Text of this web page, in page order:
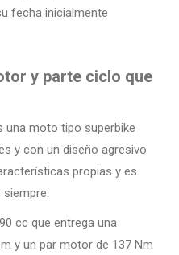
fecha inicialmente
y parte ciclo que
una moto tipo superbike
y con un diseño agresivo
propias y es
cc que entrega una
y un par motor de 137 Nm